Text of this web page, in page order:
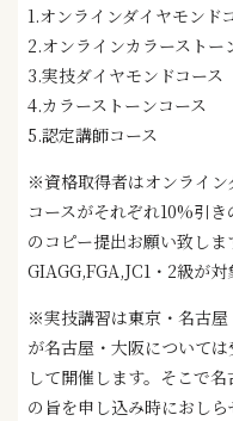
1.オンラインダイヤモンド
2.オンラインカラーストー
3.実技ダイヤモンドコース
4.カラーストーンコース
5.認定講師コース
※資格取得者はオンライン
コースがそれぞれ10%引
のコピー提出お願い致し
GIAGG,FGA,JC1・2級が対
※実技講習は東京・名古
が名古屋・大阪について
して開催します。そこで
の旨を申し込み時におしら